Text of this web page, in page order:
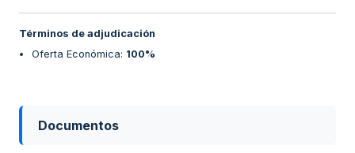
Términos de adjudicación
Oferta Económica: 100%
Documentos